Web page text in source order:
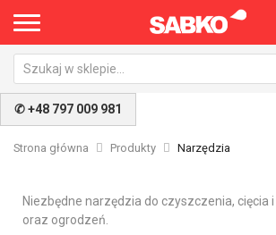
✆ +48 797 009 981
Strona główna Produkty Narzędzia
Niezbędne narzędzia do czyszczenia, cięcia
oraz ogrodzeń.